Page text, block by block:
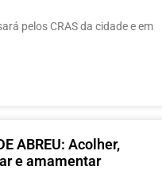
pelos CRAS da cidade e em
ABREU: Acolher,
e amamentar